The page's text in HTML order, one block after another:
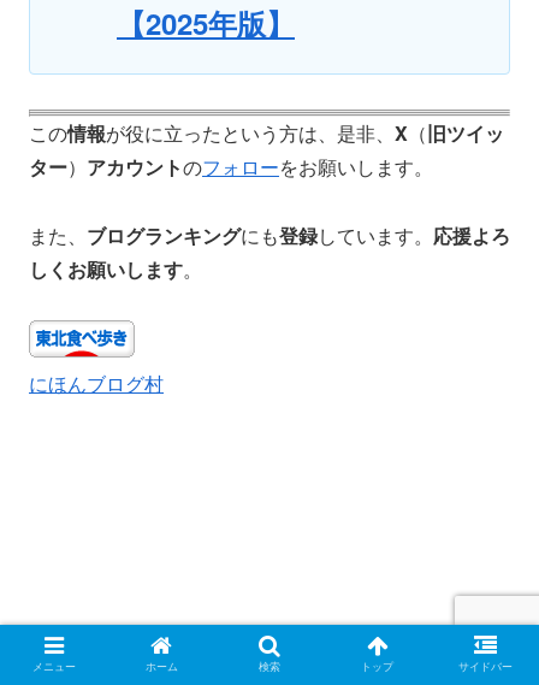
【2025年版】
この情報が役に立ったという方は、是非、 X （旧ツイッ
ター） アカウントのフォローをお願いします。
また、 ブログランキングにも登録しています。 応援よろ
しくお願いします。
にほんブログ村
メニュー ホーム 検索 トップ サイドバー